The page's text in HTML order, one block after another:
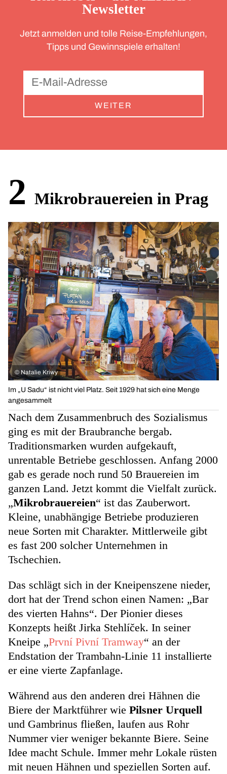
Newsletter
Jetzt anmelden und tolle Reise-Empfehlungen,
Tipps und Gewinnspiele erhalten!
WEITER
2 Mikrobrauereien in Prag
© Natalie Kriwy
Im „U Sadu“ ist nicht viel Platz. Seit 1929 hat sich eine Menge
angesammelt
Nach dem Zusammenbruch des Sozialismus
ging es mit der Braubranche bergab.
Traditionsmarken wurden aufgekauft,
unrentable Betriebe geschlossen. Anfang 2000
gab es gerade noch rund 50 Brauereien im
ganzen Land. Jetzt kommt die Vielfalt zurück.
„Mikrobrauereien“ ist das Zauberwort.
Kleine, unabhängige Betriebe produzieren
neue Sorten mit Charakter. Mittlerweile gibt
es fast 200 solcher Unternehmen in
Tschechien.
Das schlägt sich in der Kneipenszene nieder,
dort hat der Trend schon einen Namen: „Bar
des vierten Hahns“. Der Pionier dieses
Konzepts heißt Jirka Stehlíček. In seiner
Kneipe „První Pivní Tramway“ an der
Endstation der Trambahn-Linie 11 installierte
er eine vierte Zapfanlage.
Während aus den anderen drei Hähnen die
Biere der Marktführer wie Pilsner Urquell
und Gambrinus fließen, laufen aus Rohr
Nummer vier weniger bekannte Biere. Seine
Idee macht Schule. Immer mehr Lokale rüsten
mit neuen Hähnen und speziellen Sorten auf.